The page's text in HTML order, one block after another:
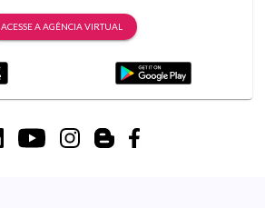
ACESSE A AGÊNCIA VIRTUAL